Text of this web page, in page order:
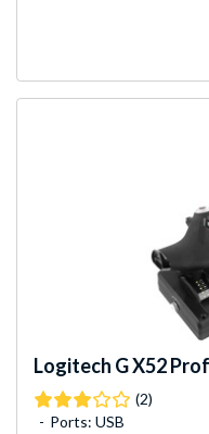
Logitech GX52
(2)
Ports: USB